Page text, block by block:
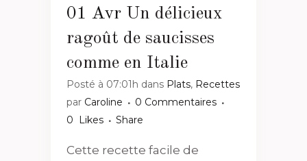
01 Avr Un délicieux
ragoût de saucisses
comme en Italie
Posté à 07:01h dans Plats, Recettes
par Caroline
0 Commentaires
0
Likes Share
Cette recette facile de